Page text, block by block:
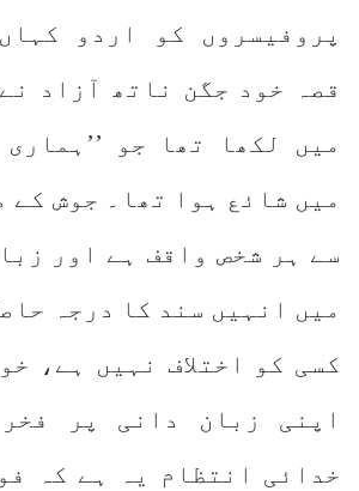
پروفیسروں کو اردو
قصہ خود جگن ناتھ آزاد
میں لکھا تھا جو ’’ہماری
میں شائع ہوا تھا۔ جوش کے
سے ہر شخص واقف ہے اور
میں انہیں سند کا درجہ
کسی کو اختلاف نہیں ہے،
اپنی زبان دانی پر
خدائی انتظام یہ ہے کہ